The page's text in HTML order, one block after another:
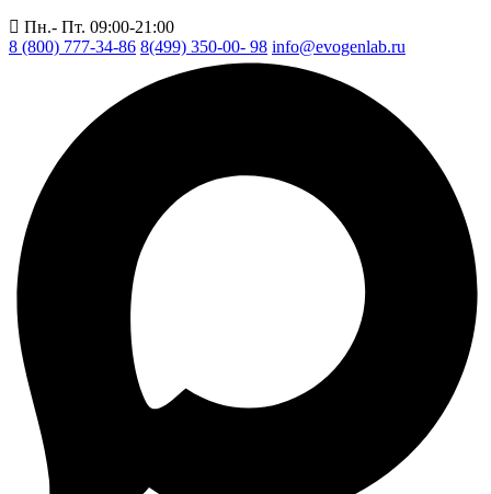
Пн.- Пт. 09:00-21:00
8 (800) 777-34-86 8(499) 350-00- 98 info@evogenlab.ru